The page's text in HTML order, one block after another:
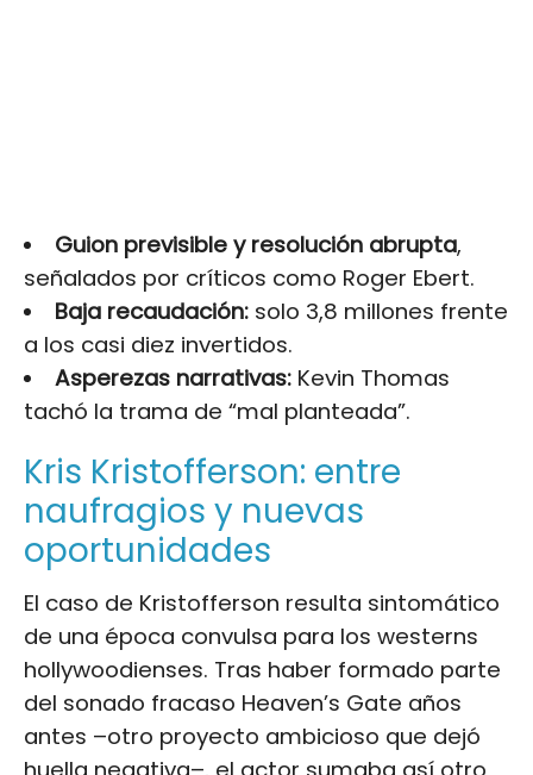
Guion previsible y resolución abrupta,
señalados por críticos como Roger Ebert.
Baja recaudación:solo 3,8 millones frente
a los casi diez invertidos.
Asperezas narrativas:Kevin Thomas
tachó la trama de “mal planteada”.
Kris Kristofferson: entre
naufragios y nuevas
oportunidades
El caso de Kristofferson resulta sintomático
de una época convulsa para los westerns
hollywoodienses. Tras haber formado parte
del sonado fracaso Heaven’s Gate años
antes –otro proyecto ambicioso que dejó